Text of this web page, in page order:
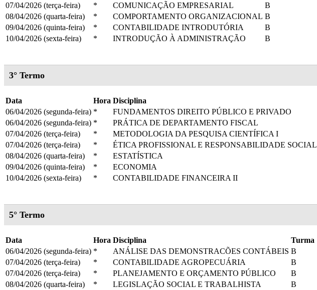
07/04/2026 (terça-feira)
* COMUNICAÇÃO EMPRESARIAL
B
08/04/2026 (quarta-feira)
* COMPORTAMENTO ORGANIZACIONAL B
09/04/2026 (quinta-feira)
* CONTABILIDADE INTRODUTÓRIA
B
10/04/2026 (sexta-feira)
* INTRODUÇÃO À ADMINISTRAÇÃO B
3° Termo
Data Hora Disciplina
06/04/2026 (segunda-feira) * FUNDAMENTOS DIREITO PÚBLICO E PRIVADO
06/04/2026 (segunda-feira) * PRÁTICA DE DEPARTAMENTO FISCAL
07/04/2026 (terça-feira)
* METODOLOGIA DA PESQUISA CIENTÍFICA I
07/04/2026 (terça-feira)
* ÉTICA PROFISSIONAL E RESPONSABILIDADE SOCIAL
08/04/2026 (quarta-feira)
* ESTATÍSTICA
09/04/2026 (quinta-feira)
* ECONOMIA
10/04/2026 (sexta-feira)
* CONTABILIDADE FINANCEIRA II
5° Termo
Data Hora Disciplina
Turma
06/04/2026 (segunda-feira) * ANÁLISE DAS DEMONSTRACÕES CONTÁBEIS B
07/04/2026 (terça-feira)
* CONTABILIDADE AGROPECUÁRIA
B
07/04/2026 (terça-feira)
* PLANEJAMENTO E ORÇAMENTO PÚBLICO
B
08/04/2026 (quarta-feira)
* LEGISLAÇÃO SOCIAL E TRABALHISTA
B